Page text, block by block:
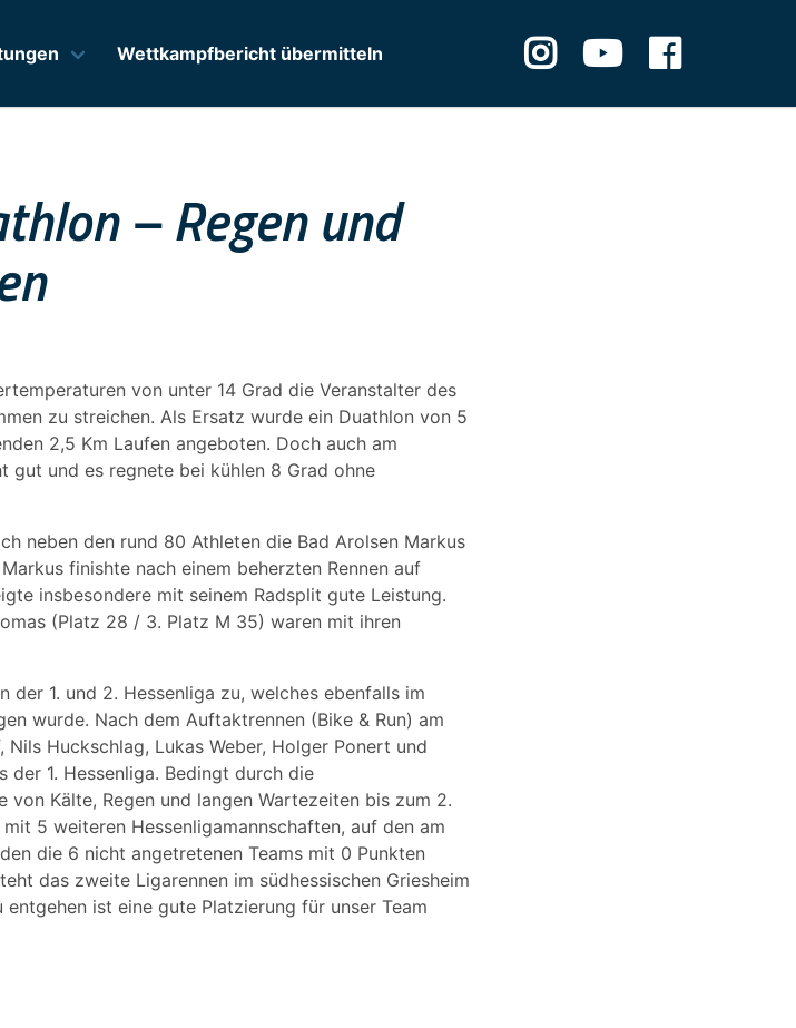
Wettkampfbericht übermitteln
– Regen und
von unter 14 Grad die Veranstalter des
zu streichen. Als Ersatz wurde ein Duathlon von 5
2,5 Km Laufen angeboten. Doch auch am
und es regnete bei kühlen 8 Grad ohne
neben den rund 80 Athleten die Bad Arolsen Markus
finishte nach einem beherzten Rennen auf
insbesondere mit seinem Radsplit gute Leistung.
(Platz 28 / 3. Platz M 35) waren mit ihren
der 1. und 2. Hessenliga zu, welches ebenfalls im
wurde. Nach dem Auftaktrennen (Bike & Run) am
Huckschlag, Lukas Weber, Holger Ponert und
der 1. Hessenliga. Bedingt durch die
Kälte, Regen und langen Wartezeiten bis zum 2.
5 weiteren Hessenligamannschaften, auf den am
die 6 nicht angetretenen Teams mit 0 Punkten
das zweite Ligarennen im südhessischen Griesheim
ist eine gute Platzierung für unser Team